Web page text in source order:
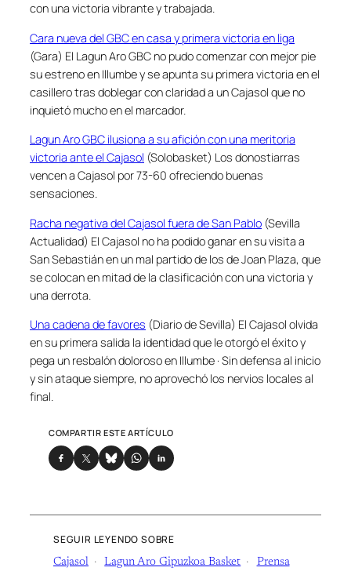
con una victoria vibrante y trabajada.
Cara nueva del GBC en casa y primera victoria en liga
(Gara) El Lagun Aro GBC no pudo comenzar con mejor pie
su estreno en Illumbe y se apunta su primera victoria en el
casillero tras doblegar con claridad a un Cajasol que no
inquietó mucho en el marcador.
Lagun Aro GBC ilusiona a su afición con una meritoria
victoria ante el Cajasol (Solobasket) Los donostiarras
vencen a Cajasol por 73-60 ofreciendo buenas
sensaciones.
Racha negativa del Cajasol fuera de San Pablo (Sevilla
Actualidad) El Cajasol no ha podido ganar en su visita a
San Sebastián en un mal partido de los de Joan Plaza, que
se colocan en mitad de la clasificación con una victoria y
una derrota.
Una cadena de favores (Diario de Sevilla) El Cajasol olvida
en su primera salida la identidad que le otorgó el éxito y
pega un resbalón doloroso en Illumbe · Sin defensa al inicio
y sin ataque siempre, no aprovechó los nervios locales al
final.
COMPARTIR ESTE ARTÍCULO
SEGUIR LEYENDO SOBRE
Cajasol Lagun Aro Gipuzkoa Basket Prensa